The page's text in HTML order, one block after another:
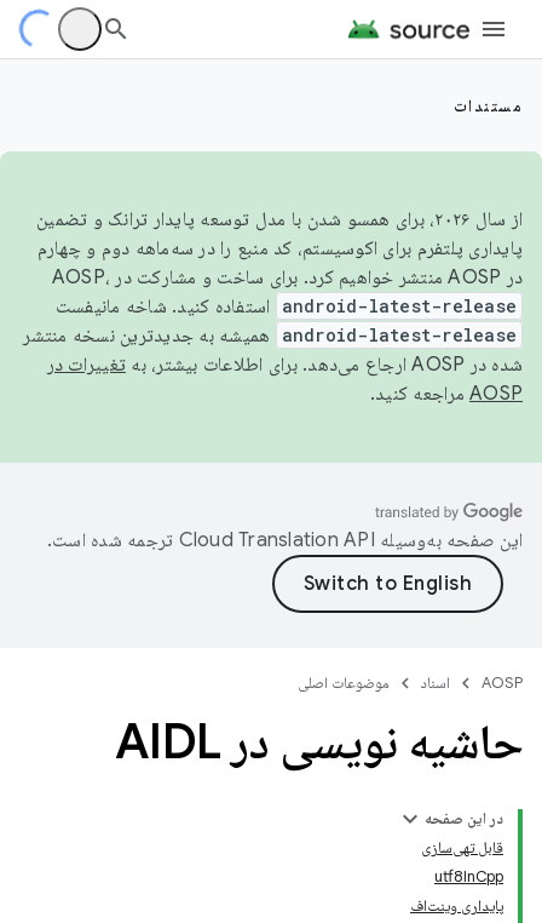
مستندات
از سال ۲۰۲۶، برای همسو شدن با مدل توسعه پایدار ترانک و تضمین
پایداری پلتفرم برای اکوسیستم، کد منبع را در سه‌ماهه دوم و چهارم
در AOSP منتشر خواهیم کرد. برای ساخت و مشارکت در AOSP،
android-latest-release استفاده کنید. شاخه مانیفست
android-latest-release
همیشه به جدیدترین نسخه منتشر
شده در AOSP ارجاع می‌دهد. برای اطلاعات بیشتر، به
تغییرات در
AOSP مراجعه کنید.
این صفحه به‌وسیله ترجمه شده است.
AOSP اسناد موضوعات اصلی
حاشیه نویسی در AIDL
در این صفحه
قابل تهی‌سازی
utf8InCpp
پایداری وینت‌اف